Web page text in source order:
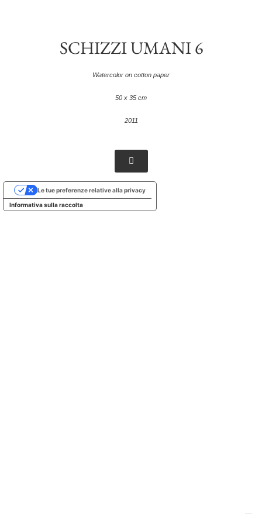
SCHIZZI UMANI 6
Watercolor on cotton paper
50 x 35 cm
2011
Informativa sulla raccolta
Le tue preferenze relative alla privacy